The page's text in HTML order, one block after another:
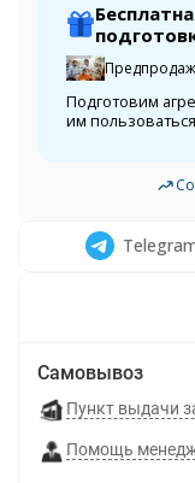
Подготовим
им
Самовывоз
Пункт выдачи
Помощь